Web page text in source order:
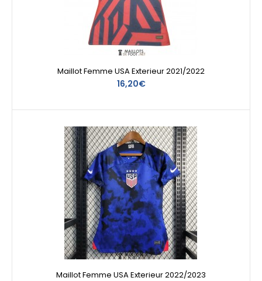
Maillot Femme USA Exterieur 2021/2022
16,20€
Maillot Femme USA Exterieur 2022/2023